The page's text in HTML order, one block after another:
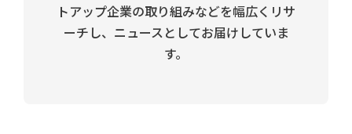
トアップ企業の取り組みなどを幅広くリサ
ーチし、ニュースとしてお届けしていま
す。